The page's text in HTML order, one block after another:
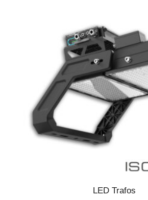
LED Trafos